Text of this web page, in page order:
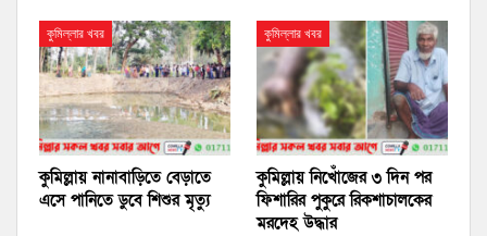
কুমিল্লার খবর
কুমিল্লায় নানাবাড়িতে বেড়াতে
এসে পানিতে ডুবে শিশুর মৃত্যু
কুমিল্লার খবর
কুমিল্লায় নিখোঁজের ৩ দিন পর
ফিশারির পুকুরে রিকশাচালকের
মরদেহ উদ্ধার